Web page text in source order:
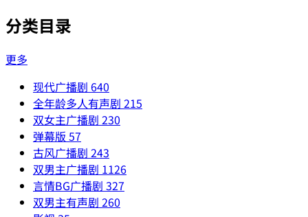
分类目录
更多
现代广播剧 640
全年龄多人有声剧 215
双女主广播剧 230
弹幕版 57
古风广播剧 243
双男主广播剧 1126
言情BG广播剧 327
双男主有声剧 260